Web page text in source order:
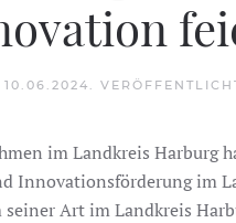
10.06.2024 .
im Landkreis Harburg
Innovationsförderung im
Art im Landkreis